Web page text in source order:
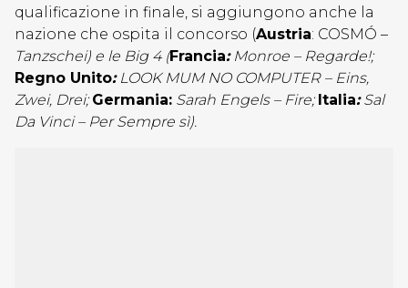
qualificazione in finale, si aggiungono anche la
nazione che ospita il concorso (Austria: COSMÓ –
Tanzschei) e le Big 4 (Francia:Monroe – Regarde!;
Regno Unito:LOOK MUM NO COMPUTER – Eins,
Zwei, Drei; Germania: Sarah Engels – Fire; Italia:Sal
Da Vinci – Per Sempre sì).